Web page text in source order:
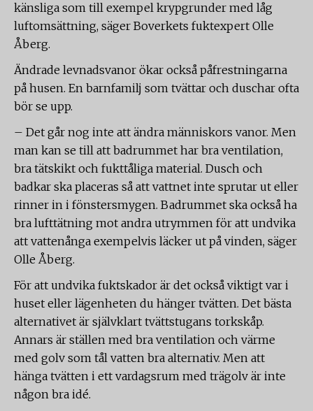
känsliga som till exempel krypgrunder med låg
luftomsättning, säger Boverkets fuktexpert Olle
Åberg.
Ändrade levnadsvanor ökar också påfrestningarna
på husen. En barnfamilj som tvättar och duschar ofta
bör se upp.
– Det går nog inte att ändra människors vanor. Men
man kan se till att badrummet har bra ventilation,
bra tätskikt och fukttåliga material. Dusch och
badkar ska placeras så att vattnet inte sprutar ut eller
rinner in i fönstersmygen. Badrummet ska också ha
bra lufttätning mot andra utrymmen för att undvika
att vattenånga exempelvis läcker ut på vinden, säger
Olle Åberg.
För att undvika fuktskador är det också viktigt var i
huset eller lägenheten du hänger tvätten. Det bästa
alternativet är självklart tvättstugans torkskåp.
Annars är ställen med bra ventilation och värme
med golv som tål vatten bra alternativ. Men att
hänga tvätten i ett vardagsrum med trägolv är inte
någon bra idé.